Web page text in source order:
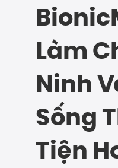
Làm
Ninh
Sống
Tiện